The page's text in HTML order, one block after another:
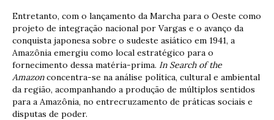
Entretanto, com o lançamento da Marcha para o Oeste como
projeto de integração nacional por Vargas e o avanço da
conquista japonesa sobre o sudeste asiático em 1941, a
Amazônia emergiu como local estratégico para o
fornecimento dessa matéria-prima. In Search of the
Amazonconcentra-se na análise política, cultural e ambiental
da região, acompanhando a produção de múltiplos sentidos
para a Amazônia, no entrecruzamento de práticas sociais e
disputas de poder.